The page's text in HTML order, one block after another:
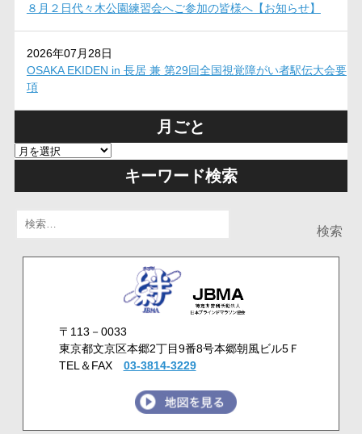
８月２日代々木公園練習会へご参加の皆様へ【お知らせ】
2026年07月28日
OSAKA EKIDEN in 長居 兼 第29回全国視覚障がい者駅伝大会要
項
月ごと
キーワード検索
〒113－0033
東京都文京区本郷2丁目9番8号本郷朝風ビル5Ｆ
TEL＆FAX 03-3814-3229